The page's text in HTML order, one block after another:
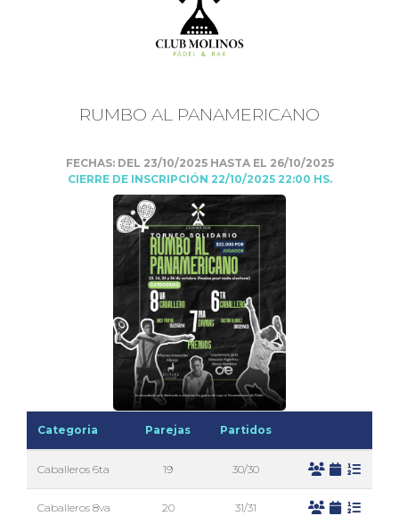
RUMBO AL PANAMERICANO
FECHAS: DEL 23/10/2025 HASTA EL 26/10/2025
CIERRE DE INSCRIPCIÓN 22/10/2025 22:00 HS.
Categoria Parejas Partidos
Caballeros 6ta 19 30/30
Caballeros 8va 20 31/31